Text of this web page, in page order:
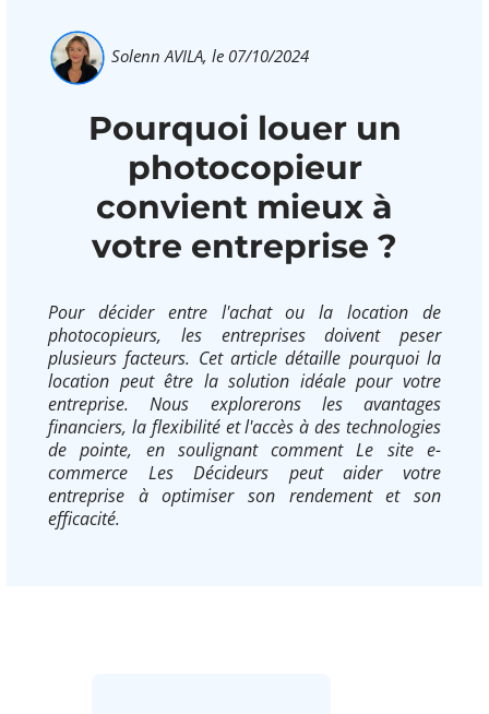
Solenn AVILA, le 07/10/2024
Pourquoi louer un
photocopieur
convient mieux à
votre entreprise ?
Pour décider entre l'achat ou la location de
photocopieurs, les entreprises doivent peser
plusieurs facteurs. Cet article détaille pourquoi la
location peut être la solution idéale pour votre
entreprise. Nous explorerons les avantages
financiers, la flexibilité et l'accès à des technologies
de pointe, en soulignant comment Le site e-
commerce Les Décideurs peut aider votre
entreprise à optimiser son rendement et son
efficacité.